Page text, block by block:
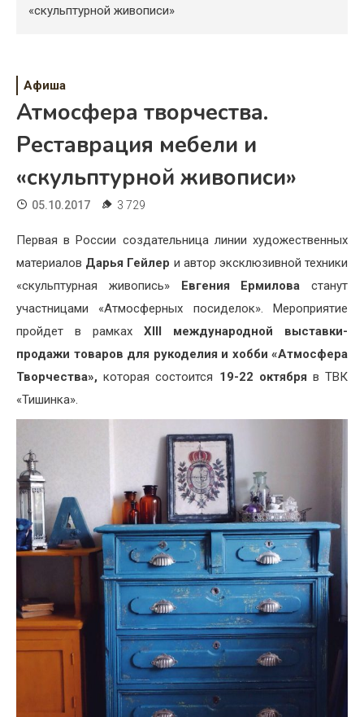
Психология
Дом
Жизнь
Хобби
Красота
Недвижимость
«скульптурной живописи»
Афиша
Атмосфера творчества.
Реставрация мебели и
«скульптурной живописи»
05.10.2017 3 729
Первая в России создательница линии художественных
материалов Дарья Гейлер и автор эксклюзивной техники
«скульптурная живопись» Евгения Ермилова станут
участницами «Атмосферных посиделок». Мероприятие
пройдет в рамках XIII международной выставки-
продажи товаров для рукоделия и хобби «Атмосфера
Творчества», которая состоится 19-22 октября в ТВК
«Тишинка».